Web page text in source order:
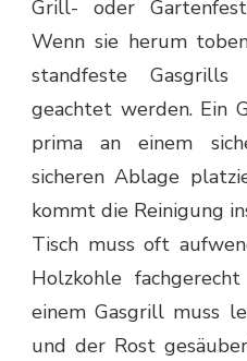
Grill- oder
Wenn sie herum
standfeste
geachtet werden. Ein
prima an einem
sicheren Ablage
kommt die Reinigung
Tisch muss oft
Holzkohle
einem Gasgrill muss
und der Rost